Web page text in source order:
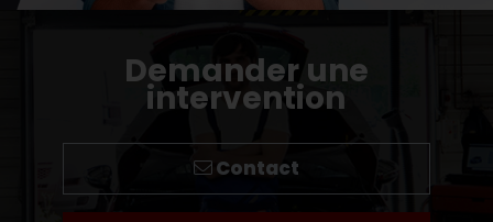
Demander une
intervention
Contact